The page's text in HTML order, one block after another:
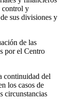
control y
sus divisiones y
de las
por el Centro
continuidad del
los casos de
circunstancias